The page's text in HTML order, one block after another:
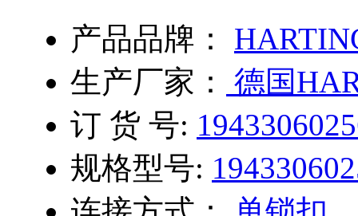
产品品牌：
生产厂家：
德国
订 货 号:
规格型号: